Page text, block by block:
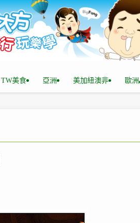
TW美食 亞洲 美加紐澳非 歐洲